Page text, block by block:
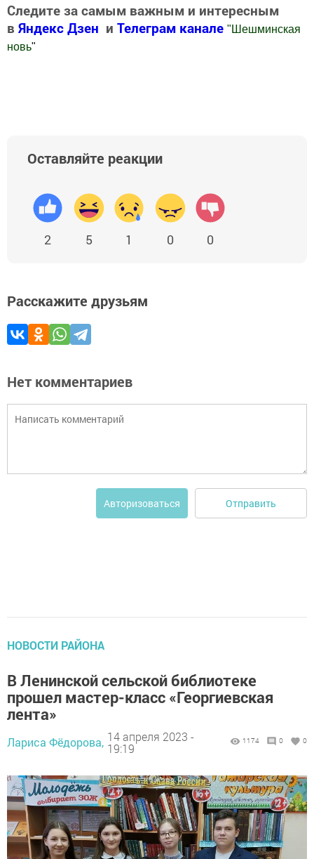
Следите за самым важным и интересным
в Яндекс Дзен и Телеграм канале " Шешминская
новь"
Оставляйте реакции
2 5 1 0 0
Расскажите друзьям
Нет комментариев
Авторизоваться Отправить
НОВОСТИ РАЙОНА
В Ленинской сельской библиотеке
прошел мастер-класс «Георгиевская
лента»
Лариса Фёдорова, 14 апреля 2023 -
19:19
1174 0 0